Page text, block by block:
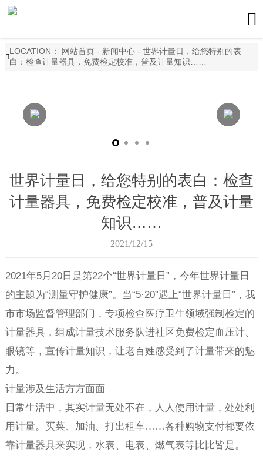


LOCATION： 网站首页- 新闻中心- 世界计量日，给您特别的表
白：检查计量器具，免费检定校准，普及计量知识……
世界计量日，给您特别的表白：检查
计量器具，免费检定校准，普及计量
知识……
2021/12/15
2021年5月20日是第22个“世界计量日”，今年世界计量日
的主题为“测量守护健康”。当“5·20”遇上“世界计量日”，我
市市场监督管理部门，专项检查医疗卫生领域强制检定的
计量器具，组成计量技术服务队进社区免费检定血压计、
眼镜等，宣传计量知识，让老百姓感受到了计量带来的魅
力。
计量涉及生活方方面面
日常生活中，其实计量无处不在，人人使用计量，处处利
用计量。买菜、加油、打出租车……各种购物支付都要依
靠计量器具来实现，水表、电表、燃气表等比比皆是。